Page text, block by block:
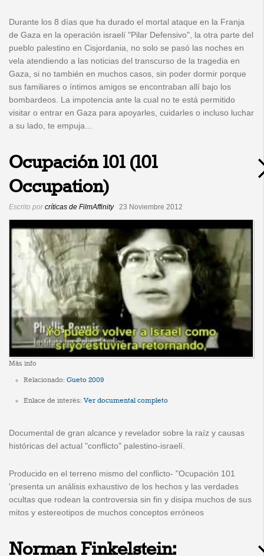
Durante los 8 días que ha durado el mortal ataque en la Franja
de Gaza en la operación israelí "Pilar Defensivo", la otra parte del
pueblo palestino en Cisjordania, no solo se pasó las noches en
vela atendiendo a las noticias del transcurso de la tragedia en
Gaza, si no también en muchos casos, sin poder dormir porque
sus familiares o íntimos amigos se encontraban allí bajo los
bombardeos. La impotencia ante la cual no te está permitido
visitar o entrar en Gaza para apoyarles, cuidarles o incluso luchar
a su lado, te empuja...
Ocupación 101 (101
Occupation)
Escrito porcríticas de FilmAffinity 23 Noviembre 2012
Más info
Relacionado: Gueto 2009
Enlace de interés: Ver documental completo
Documental de gran alcance y revelador sobre la raíz y causas
históricas del actual "conflicto" palestino-israelí.
Producido en el terreno mismo del conflicto- "Ocupación 101
'presenta un análisis exhaustivo de los hechos y las verdades
ocultas que rodean la controversia sin fin y disipa muchos de sus
mitos y estereotipos de muchos conceptos erróneos
Norman Finkelstein: